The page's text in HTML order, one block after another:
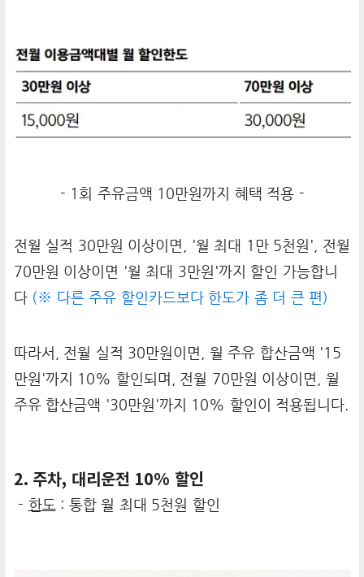
- 1회 주유금액 10만원까지 혜택 적용 -
전월 실적 30만원 이상이면, '월 최대 1만 5천원', 전월
70만원 이상이면 '월 최대 3만원'까지 할인 가능합니
다 (※ 다른 주유 할인카드보다 한도가 좀 더 큰 편)
따라서, 전월 실적 30만원이면, 월 주유 합산금액 '15
만원'까지 10% 할인되며, 전월 70만원 이상이면, 월
주유 합산금액 '30만원'까지 10% 할인이 적용됩니다.
2. 주차, 대리운전 10% 할인
- 한도: 통합 월 최대 5천원 할인